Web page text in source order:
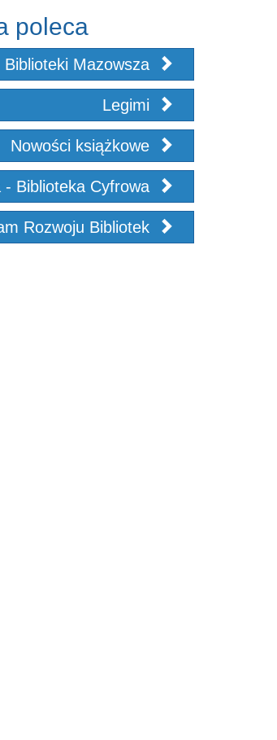
poleca
Biblioteki Mazowsza
Legimi
Nowości książkowe
- Biblioteka Cyfrowa
Rozwoju Bibliotek